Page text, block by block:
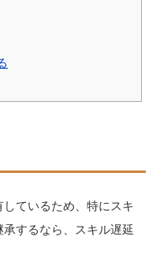
ているため、特にスキ
するなら、スキル遅延